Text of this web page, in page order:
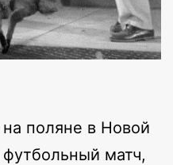
поляне в Новой
матч,